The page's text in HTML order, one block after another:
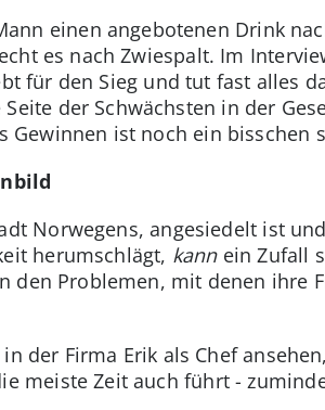
einen angebotenen Drink
es nach Zwiespalt. Im
für den Sieg und tut fast alles
der Schwächsten in der
ist noch ein bisschen
Norwegens, angesiedelt ist
herumschlägt, kannein Zufall
den Problemen, mit denen ihre
der Firma Erik als Chef
meiste Zeit auch führt -